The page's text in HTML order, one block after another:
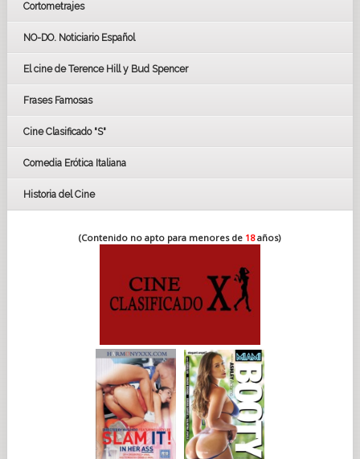
LOS OSCARS
GOYAS
BAFTA
Cortometrajes
NO-DO. Noticiario Español
El cine de Terence Hill y Bud Spencer
Frases Famosas
Cine Clasificado "S"
Comedia Erótica Italiana
Historia del Cine
(Contenido no apto para menores de 18años)